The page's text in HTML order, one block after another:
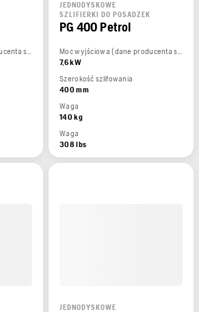
Moc wyjściowa (dane producenta silnika)
JEDNODYSKOWE
SZLIFIERKI DO POSADZEK
PG 400 Petrol
Moc wyjściowa (dane producenta silnika)
7,6 kW
Szerokość szlifowania
400 mm
Waga
140 kg
Waga
308 lbs
JEDNODYSKOWE